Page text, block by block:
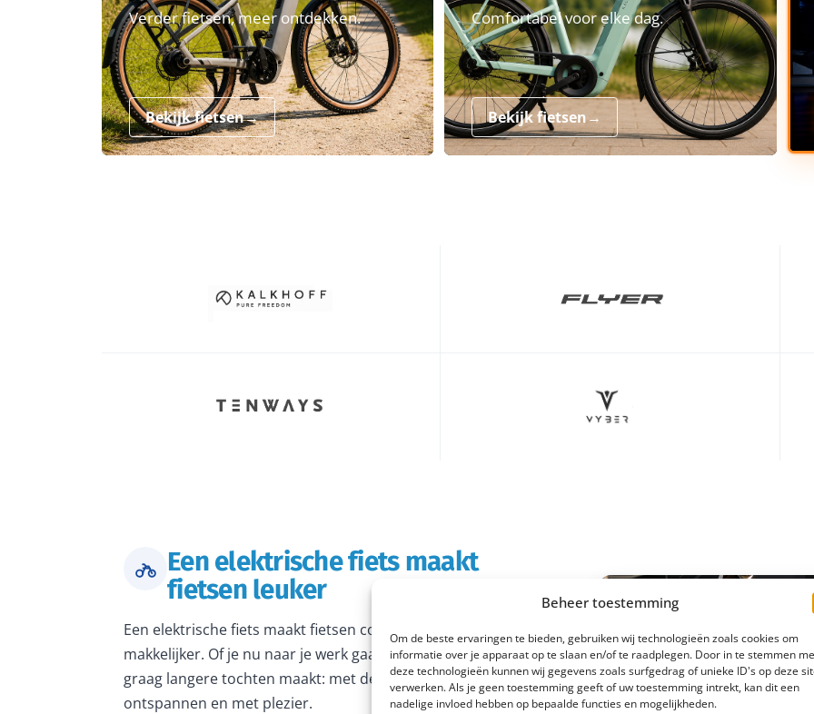
Beheer toestemming
Om de beste ervaringen te bieden, gebruiken wij technologieën zoals cookies om
informatie over je apparaat op te slaan en/of te raadplegen. Door in te stemmen
deze technologieën kunnen wij gegevens zoals surfgedrag of unieke ID's op deze
verwerken. Als je geen toestemming geeft of uw toestemming intrekt, kan dit een
nadelige invloed hebben op bepaalde functies en mogelijkheden.
Verder fietsen, meer ontdekken.
Bekijk fietsen→
Comfortabel voor elke dag.
Bekijk fietsen→
Een elektrische fiets maakt
fietsen leuker
Een elektrische fiets maakt fietsen comfortabeler en
makkelijker. Of je nu naar je werk gaat, boodschappen doet of
graag langere tochten maakt: met de juiste e-bike rijd je
ontspannen en met plezier.